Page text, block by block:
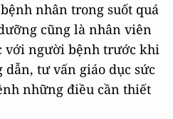
nhân trong suốt quá
cũng là nhân viên
với người bệnh trước khi
tư vấn giáo dục sức
những điều cần thiết